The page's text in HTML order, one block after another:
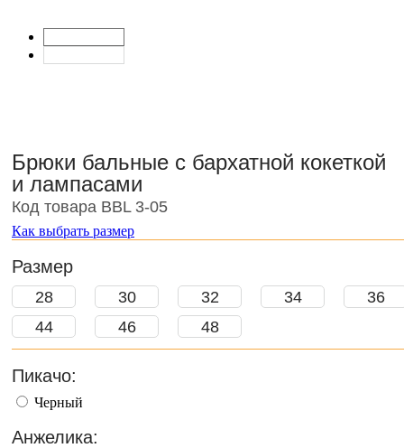
Брюки бальные с бархатной кокеткой
и лампасами
Код товара BBL 3-05
Как выбрать размер
Размер
28 30 32 34
36
44
46 48
Пикачо:
Черный
Анжелика: